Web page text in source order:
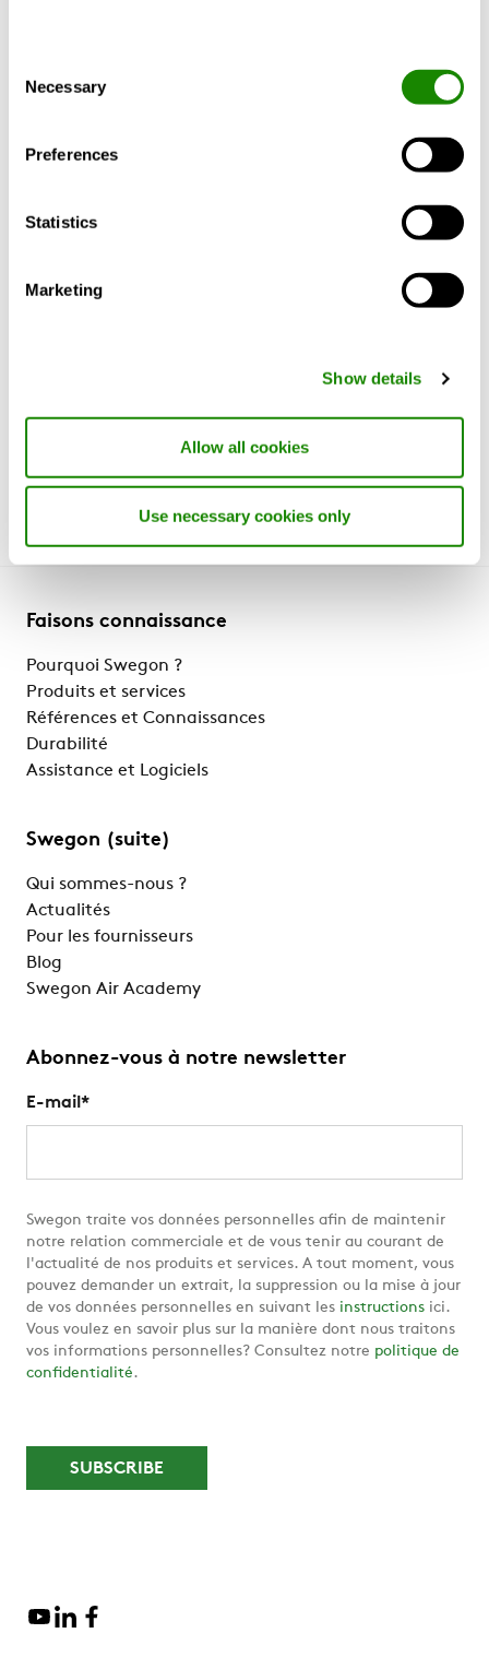
Selection
Necessary
Preferences
Statistics
Marketing
Show details
Allow all cookies
Use necessary cookies only
Le CLA-B fait partie du concept RE:3 de
RE:use et RE:vitalise. Le CLA-B est fabriqué
renewably produced), c’est-à-dire recyclée
a une teneur en acier recyclé d’au moins 75
%. De plus, le procédé de fabrication utilise
Faisons connaissance
Pourquoi Swegon ?
Produits et services
Références et Connaissances
Durabilité
Assistance et Logiciels
Swegon (suite)
Qui sommes-nous ?
Actualités
Pour les fournisseurs
Blog
Swegon Air Academy
Abonnez-vous à notre newsletter
E-mail *
Swegon traite vos données personnelles afin de maintenir
notre relation commerciale et de vous tenir au courant de
l'actualité de nos produits et services. A tout moment, vous
pouvez demander un extrait, la suppression ou la mise à jour
de vos données personnelles en suivant les instructions ici.
Vous voulez en savoir plus sur la manière dont nous traitons
vos informations personnelles? Consultez notre politique de
confidentialité.